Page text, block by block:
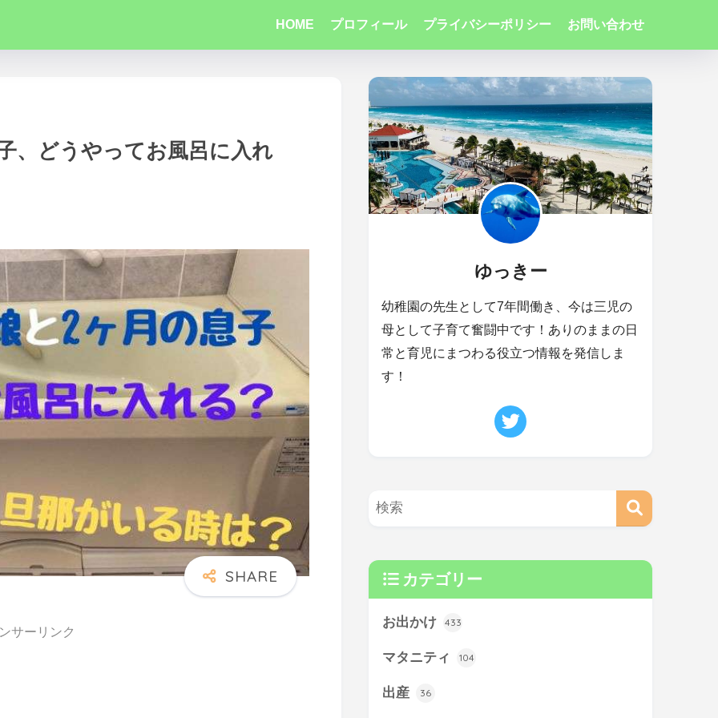
HOME プロフィール プライバシーポリシー お問い合わせ
、どうやってお風呂に入れ
サーリンク
ゆっきー
幼稚園の先生として7年間働き、今は三児の
母として子育て奮闘中です！ありのままの日
常と育児にまつわる役立つ情報を発信しま
す！
カテゴリー
お出かけ 433
マタニティ 104
出産 36